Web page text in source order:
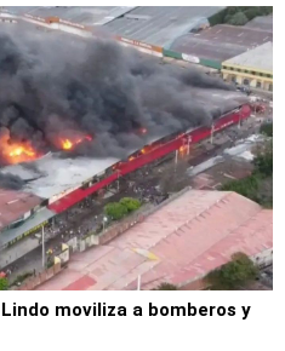
moviliza a bomberos y